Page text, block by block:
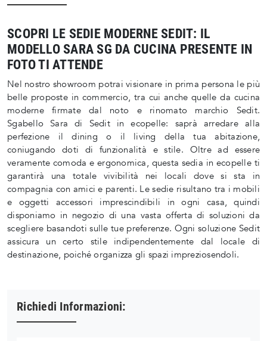
SCOPRI LE SEDIE MODERNE SEDIT: IL
MODELLO SARA SG DA CUCINA PRESENTE IN
FOTO TI ATTENDE
Nel nostro showroom potrai visionare in prima persona le più
belle proposte in commercio, tra cui anche quelle da cucina
moderne firmate dal noto e rinomato marchio Sedit.
Sgabello Sara di Sedit in ecopelle: saprà arredare alla
perfezione il dining o il living della tua abitazione,
coniugando doti di funzionalità e stile. Oltre ad essere
veramente comoda e ergonomica, questa sedia in ecopelle ti
garantirà una totale vivibilità nei locali dove si sta in
compagnia con amici e parenti. Le sedie risultano tra i mobili
e oggetti accessori imprescindibili in ogni casa, quindi
disponiamo in negozio di una vasta offerta di soluzioni da
scegliere basandoti sulle tue preferenze. Ogni soluzione Sedit
assicura un certo stile indipendentemente dal locale di
destinazione, poiché organizza gli spazi impreziosendoli.
Richiedi Informazioni: